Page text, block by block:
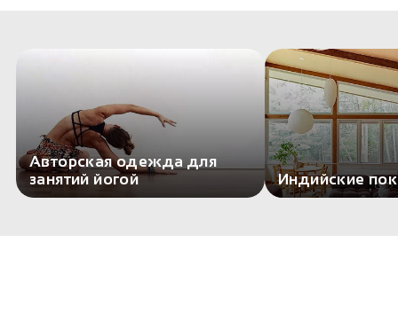
Авторская одежда для
занятий йогой
Индийские